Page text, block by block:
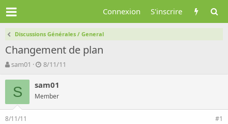
Connexion S'inscrire
Discussions Générales / General
Changement de plan
A
t
e
r
d
sam01
D
t
d
e
8/11/11
S sam01
Member
8/11/11 #1